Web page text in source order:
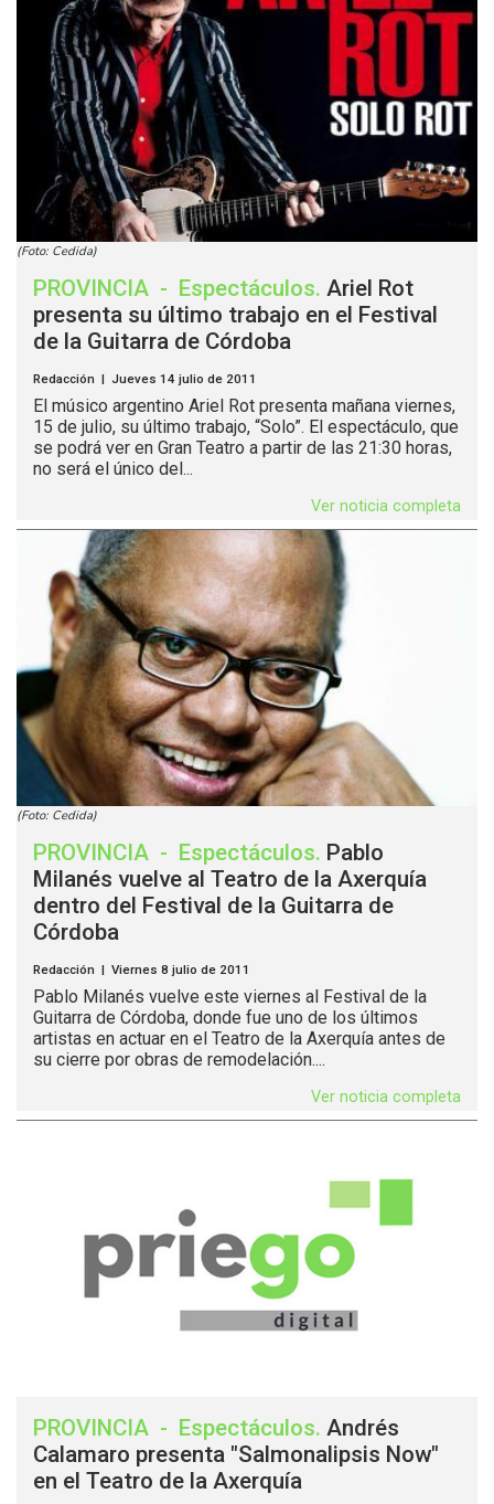
(Foto: Cedida)
PROVINCIA - Espectáculos. Ariel Rot
presenta su último trabajo en el Festival
de la Guitarra de Córdoba
Redacción | Jueves 14 julio de 2011
El músico argentino Ariel Rot presenta mañana viernes,
15 de julio, su último trabajo, “Solo”. El espectáculo, que
se podrá ver en Gran Teatro a partir de las 21:30 horas,
no será el único del...
Ver noticia completa
(Foto: Cedida)
PROVINCIA - Espectáculos. Pablo
Milanés vuelve al Teatro de la Axerquía
dentro del Festival de la Guitarra de
Córdoba
Redacción | Viernes 8 julio de 2011
Pablo Milanés vuelve este viernes al Festival de la
Guitarra de Córdoba, donde fue uno de los últimos
artistas en actuar en el Teatro de la Axerquía antes de
su cierre por obras de remodelación....
Ver noticia completa
PROVINCIA - Espectáculos. Andrés
Calamaro presenta "Salmonalipsis Now"
en el Teatro de la Axerquía